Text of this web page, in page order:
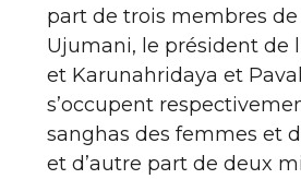
part de trois membres de
Ujumani, le président de
et Karunahridaya et
s’occupent
sanghas des femmes et
et d’autre part de deux